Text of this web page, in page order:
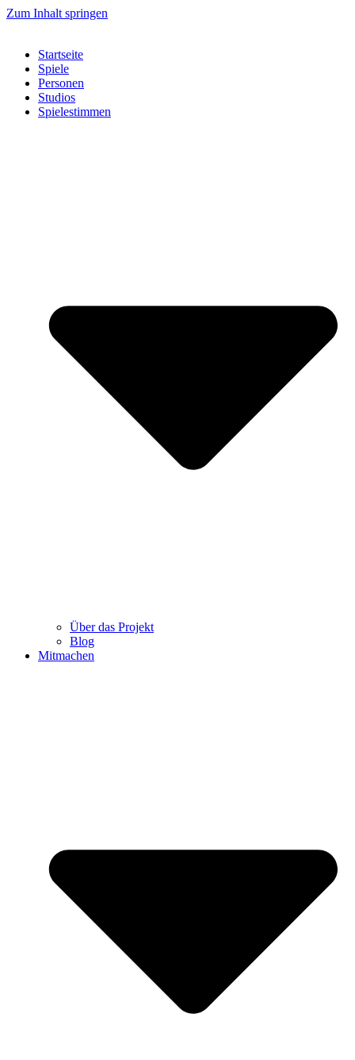
Zum Inhalt springen
Startseite
Spiele
Personen
Studios
Spielestimmen
Über das Projekt
Blog
Mitmachen